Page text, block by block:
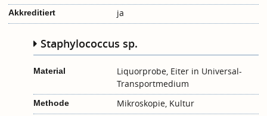
Akkreditiert ja
Staphylococcus sp.
Material
Liquorprobe, Eiter in Universal-
Transportmedium
Methode Mikroskopie, Kultur